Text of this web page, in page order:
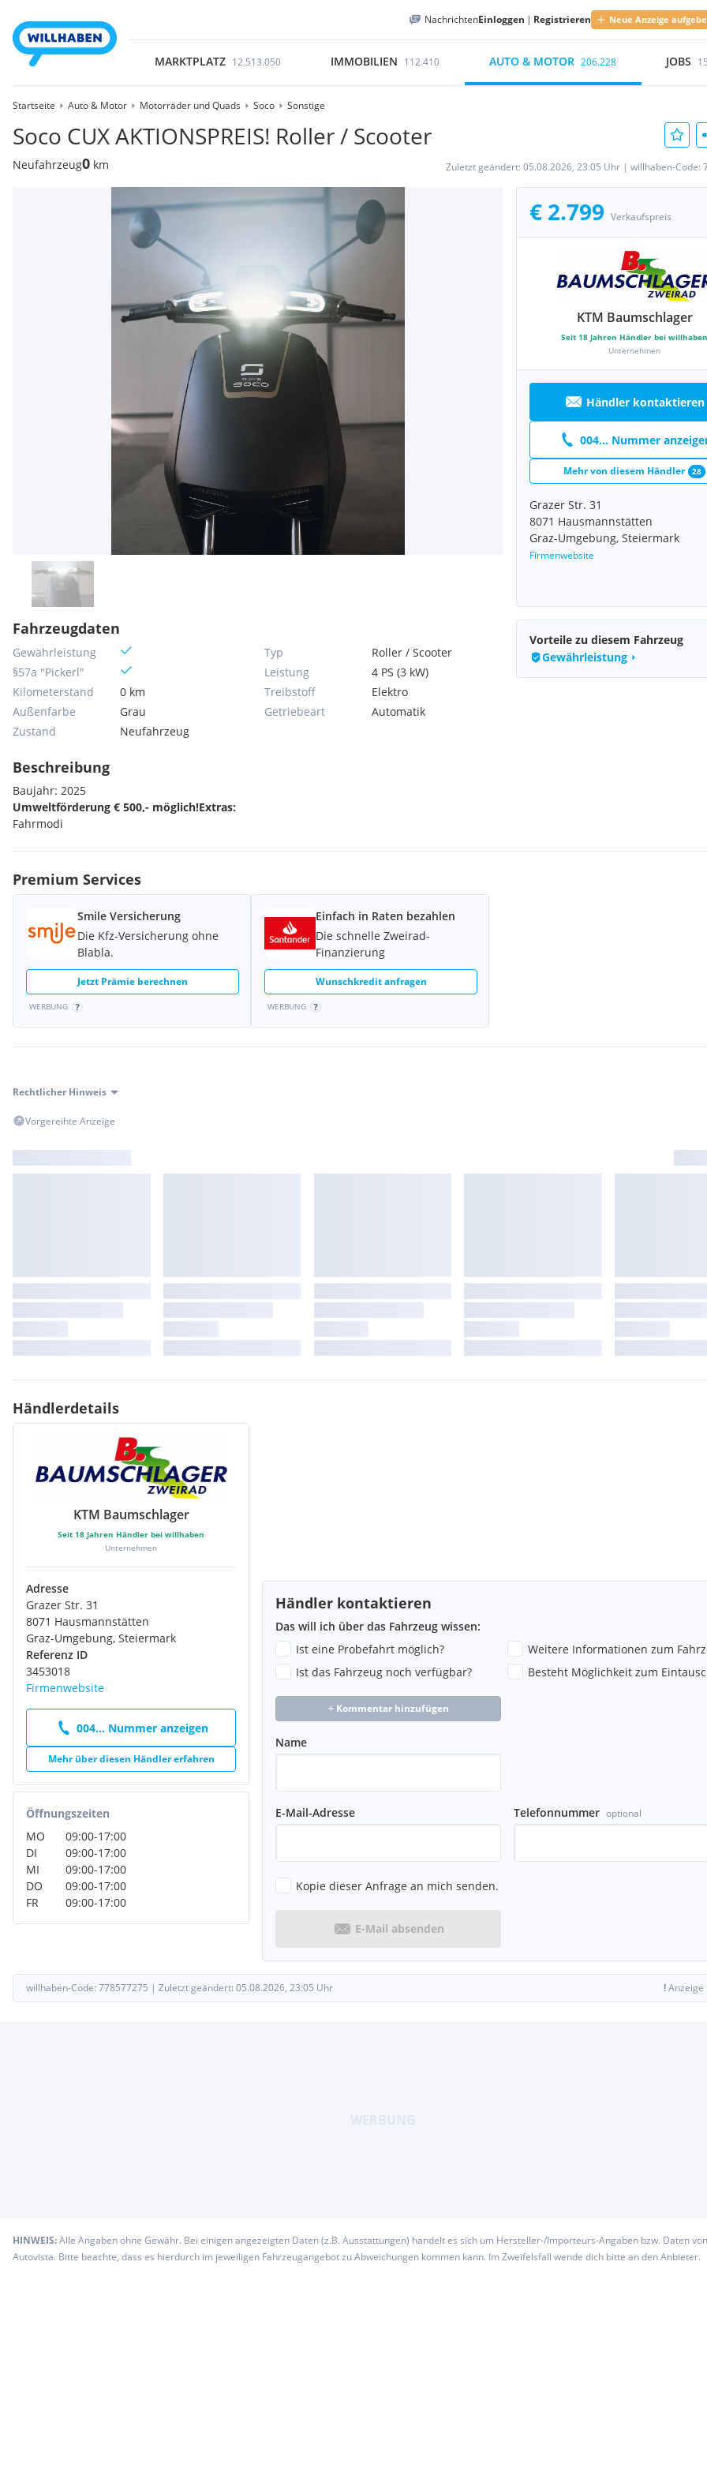
NachrichtenEinloggen | Registrieren Neue Anzeige
MARKTPLATZ 12.513.050 IMMOBILIEN 112.410 AUTO & MOTOR 206.228 JOBS
Startseite Auto & Motor Motorräder und Quads Soco Sonstige
Soco CUX AKTIONSPREIS! Roller / Scooter
Neufahrzeug0 km Zuletzt geändert: 05.08.2026, 23:05 Uhr | willhaben-Code:
€ 2.799 Verkaufspreis
KTM Baumschlager
Seit 18 Jahren Händler bei willhaben
Unternehmen
Händler kontaktieren
004... Nummer
Mehr von diesem Händler 28
Grazer Str. 31
8071 Hausmannstätten
Graz-Umgebung, Steiermark
Firmenwebsite
Fahrzeugdaten
Gewährleistung
§57a "Pickerl"
Kilometerstand
0 km
Außenfarbe
Grau
Zustand
Neufahrzeug
Typ
Roller / Scooter
Leistung
4 PS (3 kW)
Treibstoff
Elektro
Getriebeart
Automatik
Beschreibung
Baujahr: 2025
Umweltförderung € 500,- möglich!Extras:
Fahrmodi
Vorteile zu diesem Fahrzeug
Gewährleistung
Premium Services
Smile Versicherung
Die Kfz-Versicherung ohne
Blabla.
Jetzt Prämie berechnen
WERBUNG
Einfach in Raten bezahlen
Die schnelle Zweirad-
Finanzierung
Wunschkredit anfragen
WERBUNG
Rechtlicher Hinweis
Vorgereihte Anzeige
Händlerdetails
KTM Baumschlager
Seit 18 Jahren Händler bei willhaben
Unternehmen
Adresse
Grazer Str. 31
8071 Hausmannstätten
Graz-Umgebung, Steiermark
Referenz ID
3453018
Firmenwebsite
004... Nummer anzeigen
Mehr über diesen Händler erfahren
Öffnungszeiten
MO
09:00-17:00
DI
09:00-17:00
MI
09:00-17:00
DO
09:00-17:00
FR
09:00-17:00
Händler kontaktieren
Das will ich über das Fahrzeug wissen:
Ist eine Probefahrt möglich?
Weitere Informationen zum
Ist das Fahrzeug noch verfügbar?
Besteht Möglichkeit zum
+ Kommentar hinzufügen
Name
E-Mail-Adresse Telefonnummer optional
Kopie dieser Anfrage an mich senden.
E-Mail absenden
willhaben-Code: 778577275 | Zuletzt geändert: 05.08.2026, 23:05 Uhr !Anzeige
HINWEIS:Alle Angaben ohne Gewähr. Bei einigen angezeigten Daten (z.B. Ausstattungen) handelt es sich um Hersteller-/Importeurs-Angaben bzw. Daten von
Autovista. Bitte beachte, dass es hierdurch im jeweiligen Fahrzeugangebot zu Abweichungen kommen kann. Im Zweifelsfall wende dich bitte an den Anbieter.